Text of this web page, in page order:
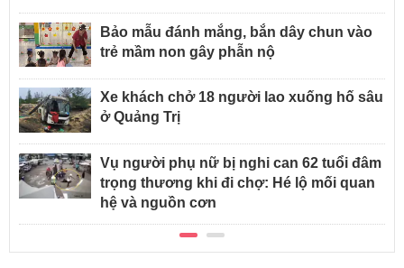
Bảo mẫu đánh mắng, bắn dây chun vào
trẻ mầm non gây phẫn nộ
Xe khách chở 18 người lao xuống hố sâu
ở Quảng Trị
Vụ người phụ nữ bị nghi can 62 tuổi đâm
trọng thương khi đi chợ: Hé lộ mối quan
hệ và nguồn cơn